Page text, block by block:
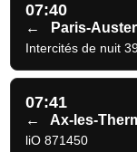
07:40
← Paris-
Intercités de nuit
07:41
← Ax-les-
liO 871450